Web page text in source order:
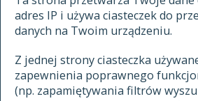
adres IP i używa ciasteczek do
danych na Twoim urządzeniu.
Z jednej strony ciasteczka
zapewnienia poprawnego
(np. zapamiętywania filtrów
publikacje
źródła
autorzy tekstów źródłowych
zasady opracowania
JĘZYKA
XVII I XVIII